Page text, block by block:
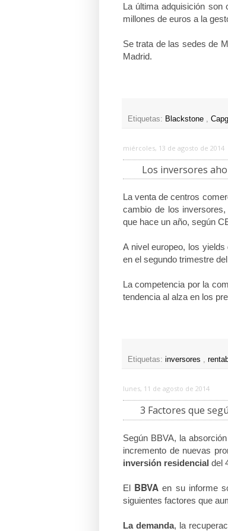
La última adquisición son
millones de euros a la
Se trata de las sedes de
Madrid.
Etiquetas: Blackstone ,
miércoles, 13 de agosto de 2014
Los inversores
La venta de centros
cambio de los
que hace un año, según
A nivel europeo, los
en el segundo trimestre
La competencia por la
tendencia al alza en los
Etiquetas: inversores ,
lunes, 11 de agosto de 2014
3 Factores que
Según BBVA, la
incremento de nuevas
inversión residencial del
El BBVA en su informe
siguientes factores que
La demanda, la